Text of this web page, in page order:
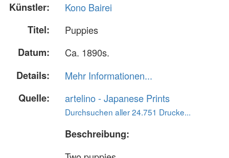
Künstler:
Kono Bairei
Titel:
Puppies
Datum:
Ca. 1890s.
Details:
Mehr Informationen...
Quelle:
artelino - Japanese Prints
Durchsuchen aller 24.751 Drucke...
Beschreibung: